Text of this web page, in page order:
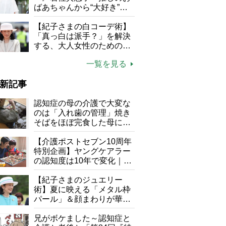
る」
ばあちゃんから“大好き”を
もらえる」理不尽さも吹き
飛ぶ“やりがい”、介護の現
場は「愛おしい」
【紀子さまの白コーデ術】
「真っ白は派手？」を解決
する、大人女性のための上
一覧を見る
記事
認知症の母の介護で大変な
のは「入れ歯の管理」焼き
そばをほぼ完食した母に息
子が血の気が引いた理由
【介護ポストセブン10周年
特別企画】ヤングケアラー
の認知度は10年で変化｜流
行語大賞にノミネート、法
律にも明記されたが果たし
て現在は？
【紀子さまのジュエリー
術】夏に映える「メタル枠
パール」＆顔まわりが華や
ぐ「揺れる一粒」の使い分
け方
兄がボケました～認知症と